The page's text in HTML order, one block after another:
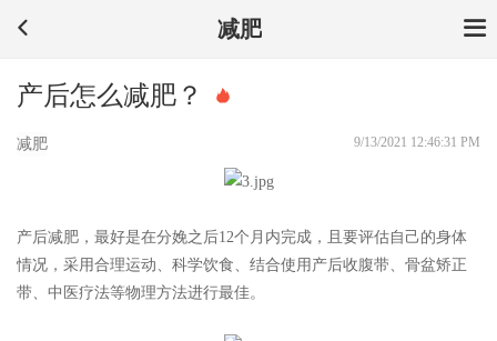
减肥
产后怎么减肥？
减肥 9/13/2021 12:46:31 PM
产后减肥，最好是在分娩之后12个月内完成，且要评估自己的身体
情况，采用合理运动、科学饮食、结合使用产后收腹带、骨盆矫正
带、中医疗法等物理方法进行最佳。